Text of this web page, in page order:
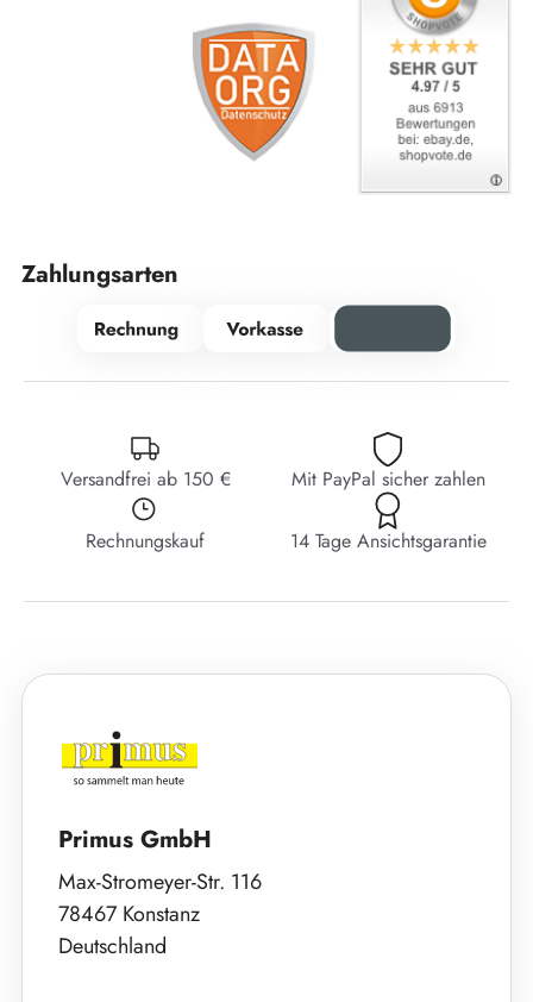
Zahlungsarten
Versandfrei ab 150 € Mit PayPal sicher zahlen
Rechnungskauf 14 Tage Ansichtsgarantie
Primus GmbH
Max-Stromeyer-Str. 116
78467 Konstanz
Deutschland